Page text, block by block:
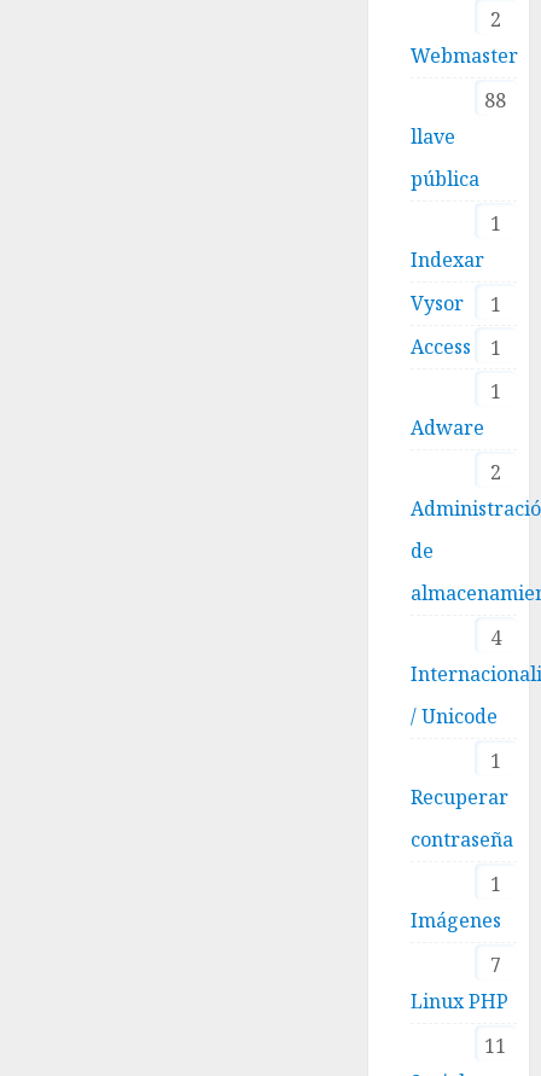
2
Webmaster
88
llave
pública
1
Indexar
1
Vysor
1
Access
1
Adware
2
de
4
/ Unicode
1
Recuperar
contraseña
1
Imágenes
7
Linux PHP
11